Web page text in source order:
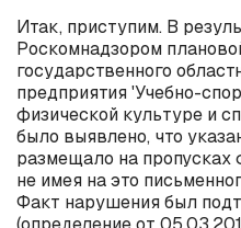
Итак, приступим. В
Роскомнадзором
государственного
предприятия 'Учебно-
физической культуре и
было выявлено, что
размещало на пропусках
не имея на это
Факт нарушения был